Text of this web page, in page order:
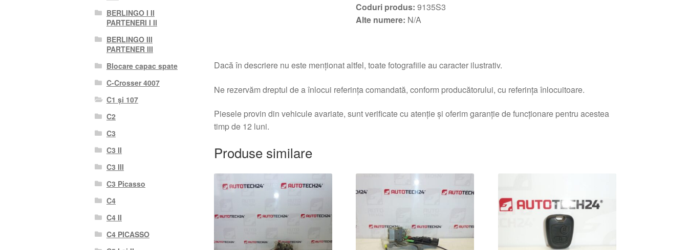
Coduri produs: 9135S3
Alte numere: N/A
Dacă în descriere nu este menționat altfel, toate fotografiile au caracter ilustrativ.
Ne rezervăm dreptul de a înlocui referința comandată, conform producătorului, cu referința înlocuitoare.
Piesele provin din vehicule avariate, sunt verificate cu atenție și oferim garanție de funcționare pentru acestea
timp de 12 luni.
Produse similare
BERLINGO I II
PARTENERI I II
BERLINGO III
PARTENER III
Blocare capac spate
C-Crosser 4007
C1 și 107
C2
C3
C3 II
C3 III
C3 Picasso
C4
C4 II
C4 PICASSO